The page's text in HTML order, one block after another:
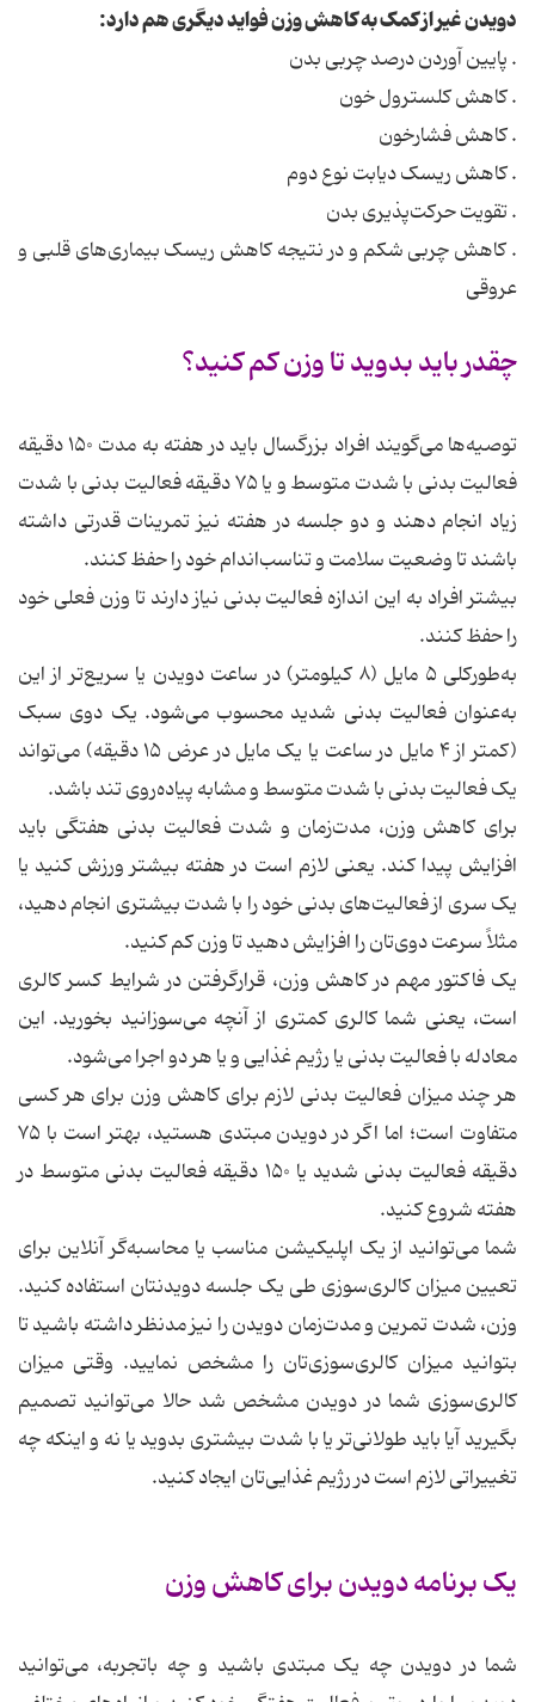
دویدن غیر از کمک به کاهش وزن فواید دیگری هم دارد:
. پایین آوردن درصد چربی بدن
. کاهش کلسترول خون
. کاهش فشارخون
. کاهش ریسک دیابت نوع دوم
. تقویت حرکت‌پذیری بدن
. کاهش چربی شکم و در نتیجه کاهش ریسک بیماری‌های قلبی و
عروقی
چقدر باید بدوید تا وزن کم کنید؟
توصیه‌ها می‌گویند افراد بزرگسال باید در هفته به مدت ۱۵۰ دقیقه
فعالیت بدنی با شدت متوسط و یا ۷۵ دقیقه فعالیت بدنی با شدت
زیاد انجام دهند و دو جلسه در هفته نیز تمرینات قدرتی داشته
باشند تا وضعیت سلامت و تناسب‌اندام خود را حفظ کنند.
بیشتر افراد به این اندازه فعالیت بدنی نیاز دارند تا وزن فعلی خود
را حفظ کنند.
به‌طورکلی ۵ مایل (۸ کیلومتر) در ساعت دویدن یا سریع‌تر از این
به‌عنوان فعالیت بدنی شدید محسوب می‌شود. یک دوی سبک
(کمتر از ۴ مایل در ساعت یا یک مایل در عرض ۱۵ دقیقه) می‌تواند
یک فعالیت بدنی با شدت متوسط و مشابه پیاده‌روی تند باشد.
برای کاهش وزن، مدت‌زمان و شدت فعالیت بدنی هفتگی باید
افزایش پیدا کند. یعنی لازم است در هفته بیشتر ورزش کنید یا
یک سری از فعالیت‌های بدنی خود را با شدت بیشتری انجام دهید،
مثلاً سرعت دوی‌تان را افزایش دهید تا وزن کم کنید.
یک فاکتور مهم در کاهش وزن، قرارگرفتن در شرایط کسر کالری
است، یعنی شما کالری کمتری از آنچه می‌سوزانید بخورید. این
معادله با فعالیت بدنی یا رژیم غذایی و یا هر دو اجرا می‌شود.
هر چند میزان فعالیت بدنی لازم برای کاهش وزن برای هر کسی
متفاوت است؛ اما اگر در دویدن مبتدی هستید، بهتر است با ۷۵
دقیقه فعالیت بدنی شدید یا ۱۵۰ دقیقه فعالیت بدنی متوسط در
هفته شروع کنید.
شما می‌توانید از یک اپلیکیشن مناسب یا محاسبه‌گر آنلاین برای
تعیین میزان کالری‌سوزی طی یک جلسه دویدنتان استفاده کنید.
وزن، شدت تمرین و مدت‌زمان دویدن را نیز مدنظر داشته باشید تا
بتوانید میزان کالری‌سوزی‌تان را مشخص نمایید. وقتی میزان
کالری‌سوزی شما در دویدن مشخص شد حالا می‌توانید تصمیم
بگیرید آیا باید طولانی‌تر یا با شدت بیشتری بدوید یا نه و اینکه چه
تغییراتی لازم است در رژیم غذایی‌تان ایجاد کنید.
یک برنامه دویدن برای کاهش وزن
شما در دویدن چه یک مبتدی باشید و چه باتجربه، می‌توانید